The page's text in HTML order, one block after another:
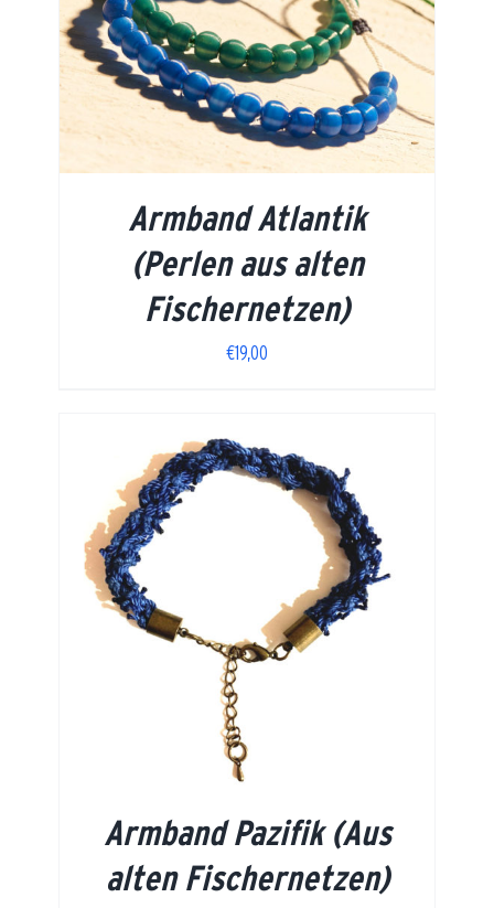
Armband Atlantik
(Perlen aus alten
Fischernetzen)
€19,00
Armband Pazifik (Aus
alten Fischernetzen)